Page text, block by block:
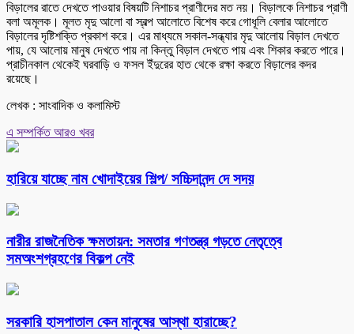
বিড়ালের রাতে দেখতে পাওয়ার বিষয়টি নিশাচর প্রাণীদের মত নয়। বিড়ালকে নিশাচর প্রাণী
বলা অমূলক। মূলত মৃদু আলো বা স্বল্প আলোতে বিশেষ করে গোধূলি বেলার আলোতে
বিড়ালের দৃষ্টিশক্তি প্রকাশ করে। এর মাধ্যমে সকাল-সন্ধ্যার মৃদু আলোয় বিড়াল দেখতে
পায়, যে আলোয় মানুষ দেখতে পায় না কিন্তু বিড়াল দেখতে পায় এবং শিকার করতে পারে।
প্রাচীনকাল থেকেই ঘরবাড়ি ও ফসল ইঁদুরের হাত থেকে রক্ষা করতে বিড়ালের কদর
রয়েছে।
লেখক : সাংবাদিক ও কলামিস্ট
এ সম্পর্কিত আরও খবর
হারিয়ে যাচ্ছে নাম খোদাইয়ের শিল্প/ সচ্চিদানন্দ দে সদয়
নারীর রাজনৈতিক ক্ষমতায়ন: সমতার গণতন্ত্র গড়তে নেতৃত্বে
সমঅংশগ্রহণের বিকল্প নেই
সরকারি হাসপাতাল কেন মানুষের আস্থা হারাচ্ছে?